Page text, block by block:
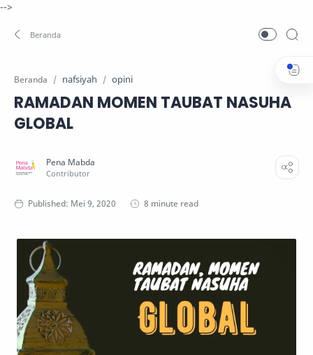
-->
Beranda nafsiyah opini
RAMADAN MOMEN TAUBAT NASUHA
GLOBAL
8 minute read